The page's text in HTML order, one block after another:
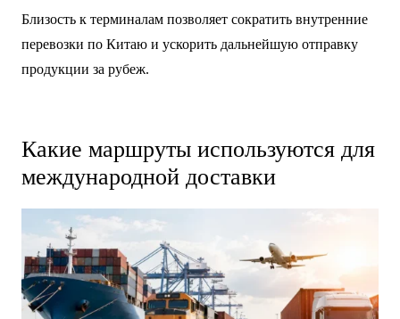
Близость к терминалам позволяет сократить внутренние
перевозки по Китаю и ускорить дальнейшую отправку
продукции за рубеж.
Какие маршруты используются для
международной доставки